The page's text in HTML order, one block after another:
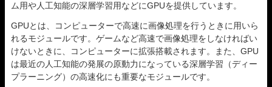
ム用や人工知能の深層学習用などにGPUを提供しています。
GPUとは、コンピューターで高速に画像処理を行うときに用いら
れるモジュールです。ゲームなど高速で画像処理をしなければい
けないときに、コンピューターに拡張搭載されます。また、GPU
は最近の人工知能の発展の原動力になっている深層学習（ディー
プラーニング）の高速化にも重要なモジュールです。